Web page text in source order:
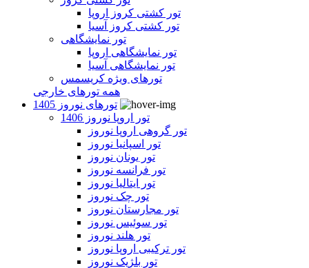
تور کشتی کروز اروپا
تور کشتی کروز آسیا
تور نمایشگاهی
تور نمایشگاهی اروپا
تور نمایشگاهی آسیا
تورهای ویژه کریسمس
همه تورهای خارجی
تورهای نوروز 1405
تور اروپا نوروز 1406
تور گروهی اروپا نوروز
تور اسپانیا نوروز
تور یونان نوروز
تور فرانسه نوروز
تور ایتالیا نوروز
تور چک نوروز
تور مجارستان نوروز
تور سوئیس نوروز
تور هلند نوروز
تور ترکیبی اروپا نوروز
تور بلژیک نوروز